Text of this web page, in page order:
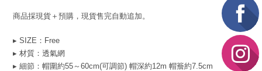
商品採現貨＋預購，現貨售完自動追加。
▸ SIZE：Free
▸ 材質：透氣網
▸ 細節：帽圍約55～60cm(可調節) 帽深約12m 帽簷約7.5cm